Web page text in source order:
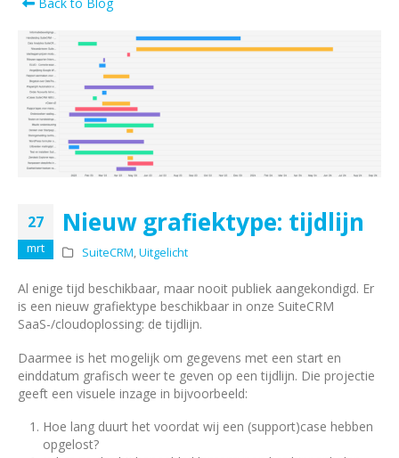
27
mrt
Nieuw grafiektype: tijdlijn
SuiteCRM,Uitgelicht
Al enige tijd beschikbaar, maar nooit publiek aangekondigd. Er
is een nieuw grafiektype beschikbaar in onze SuiteCRM
SaaS-/cloudoplossing: de tijdlijn.
Daarmee is het mogelijk om gegevens met een start en
einddatum grafisch weer te geven op een tijdlijn. Die projectie
geeft een visuele inzage in bijvoorbeeld:
Hoe lang duurt het voordat wij een (support)case hebben
opgelost?